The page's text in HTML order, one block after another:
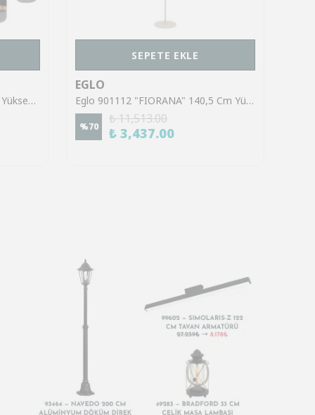
Eglo 39921 "SINSIGA" 150 Cm Yüksekliğinde Çelik Siyah Sarkıt Avize
SEPETE EKLE
EGLO
Eglo 901112 "FIORANA" 140,5 Cm Yüksekliğinde Çelik Köşe Lambası Lambader
%70
₺ 11,513.00
₺ 3,437.00